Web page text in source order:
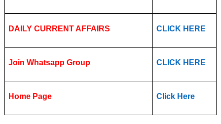
DAILY CURRENT AFFAIRS CLICK HERE
Join Whatsapp Group CLICK HERE
Home Page Click Here